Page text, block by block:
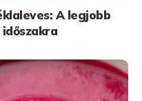
A legjobb